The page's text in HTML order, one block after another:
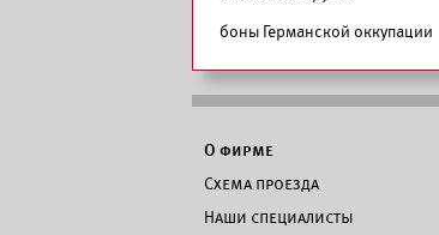
боны Германской оккупации
О фирме
Схема проезда
Наши специалисты